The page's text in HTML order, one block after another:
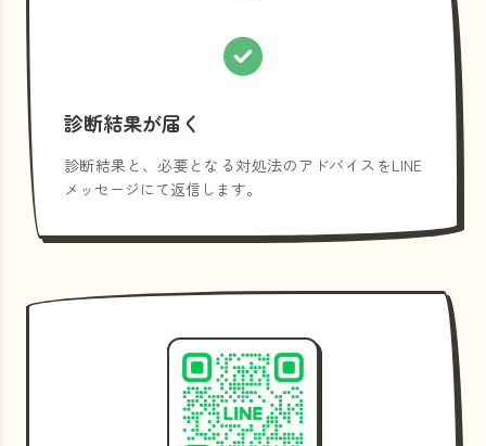
診断結果が届く
診断結果と、必要となる対処法のアドバイスをLINE
メッセージにて返信します。